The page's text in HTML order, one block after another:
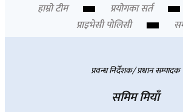
हाम्रो टीम प्रयोगका सर्त
प्राइभेसी पोलिसी
प्रवन्ध निर्देशक/ प्रधान सम्पादक
समिम मियाँ